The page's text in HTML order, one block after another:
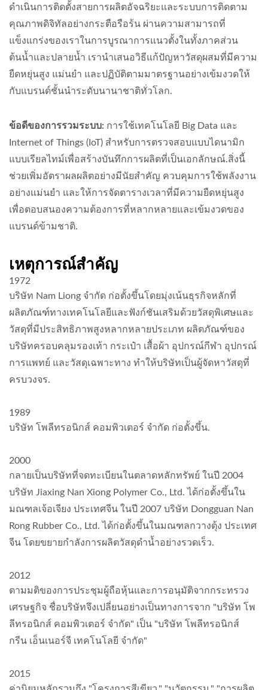
ดำเนินการติดตั้งสายการผลิตอัจฉริยะและระบบการติดตาม
คุณภาพดิจิทัลอย่างกระตือรือร้น ผ่านความสามารถที่
แข็งแกร่งของเราในการบูรณาการแนวตั้งในทั้งภาคส่วน
ต้นน้ำและปลายน้ำ เรานำเสนอวิธีแก้ปัญหาวัสดุผสมที่มีความ
ยืดหยุ่นสูง แม่นยำ และปฏิบัติตามมาตรฐานอย่างเข้มงวดให้
กับแบรนด์ชั้นนำระดับนานาชาติทั่วโลก.
ข้อดีของการรวมระบบ: การใช้เทคโนโลยี Big Data และ
Internet of Things (IoT) สำหรับการตรวจสอบแบบไดนามิก
แบบเรียลไทม์เพื่อสร้างบันทึกการผลิตที่เป็นเอกลักษณ์.สิ่งนี้
ช่วยเพิ่มอัตราผลผลิตอย่างมีนัยสำคัญ ควบคุมการใช้พลังงาน
อย่างแม่นยำ และให้การจัดตารางเวลาที่มีความยืดหยุ่นสูง
เพื่อตอบสนองความต้องการที่หลากหลายและเข้มงวดของ
แบรนด์ข้ามชาติ.
เหตุการณ์สำคัญ
1972
บริษัท Nam Liong จำกัด ก่อตั้งขึ้นโดยมุ่งเน้นธุรกิจหลักที่
ผลิตภัณฑ์ทางเทคโนโลยีและฟังก์ชันเสริมด้วยวัสดุพิเศษและ
วัสดุที่มีประสิทธิภาพสูงหลากหลายประเภท ผลิตภัณฑ์ของ
บริษัทครอบคลุมรองเท้า กระเป๋า เสื้อผ้า อุปกรณ์กีฬา อุปกรณ์
การแพทย์ และวัสดุเฉพาะทาง ทำให้บริษัทเป็นผู้จัดหาวัสดุที่
ครบวงจร.
1989
บริษัท โพลีทรอนิกส์ คอมพิวเตอร์ จำกัด ก่อตั้งขึ้น.
2000
กลายเป็นบริษัทที่จดทะเบียนในตลาดหลักทรัพย์ ในปี 2004
บริษัท Jiaxing Nan Xiong Polymer Co., Ltd. ได้ก่อตั้งขึ้นใน
มณฑลเจ้อเจียง ประเทศจีน ในปี 2007 บริษัท Dongguan Nan
Rong Rubber Co., Ltd. ได้ก่อตั้งขึ้นในมณฑลกวางตุ้ง ประเทศ
จีน โดยขยายกำลังการผลิตวัสดุดำน้ำอย่างรวดเร็ว.
2012
ตามมติของการประชุมผู้ถือหุ้นและการอนุมัติจากกระทรวง
เศรษฐกิจ ชื่อบริษัทจึงเปลี่ยนอย่างเป็นทางการจาก "บริษัท โพ
ลีทรอนิกส์ คอมพิวเตอร์ จำกัด" เป็น "บริษัท โพลีทรอนิกส์
กรีน เอ็นเนอร์จี เทคโนโลยี จำกัด"
2015